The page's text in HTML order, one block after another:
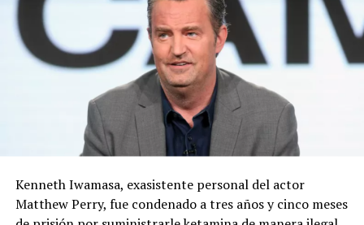
Kenneth Iwamasa, exasistente personal del actor
Matthew Perry, fue condenado a tres años y cinco meses